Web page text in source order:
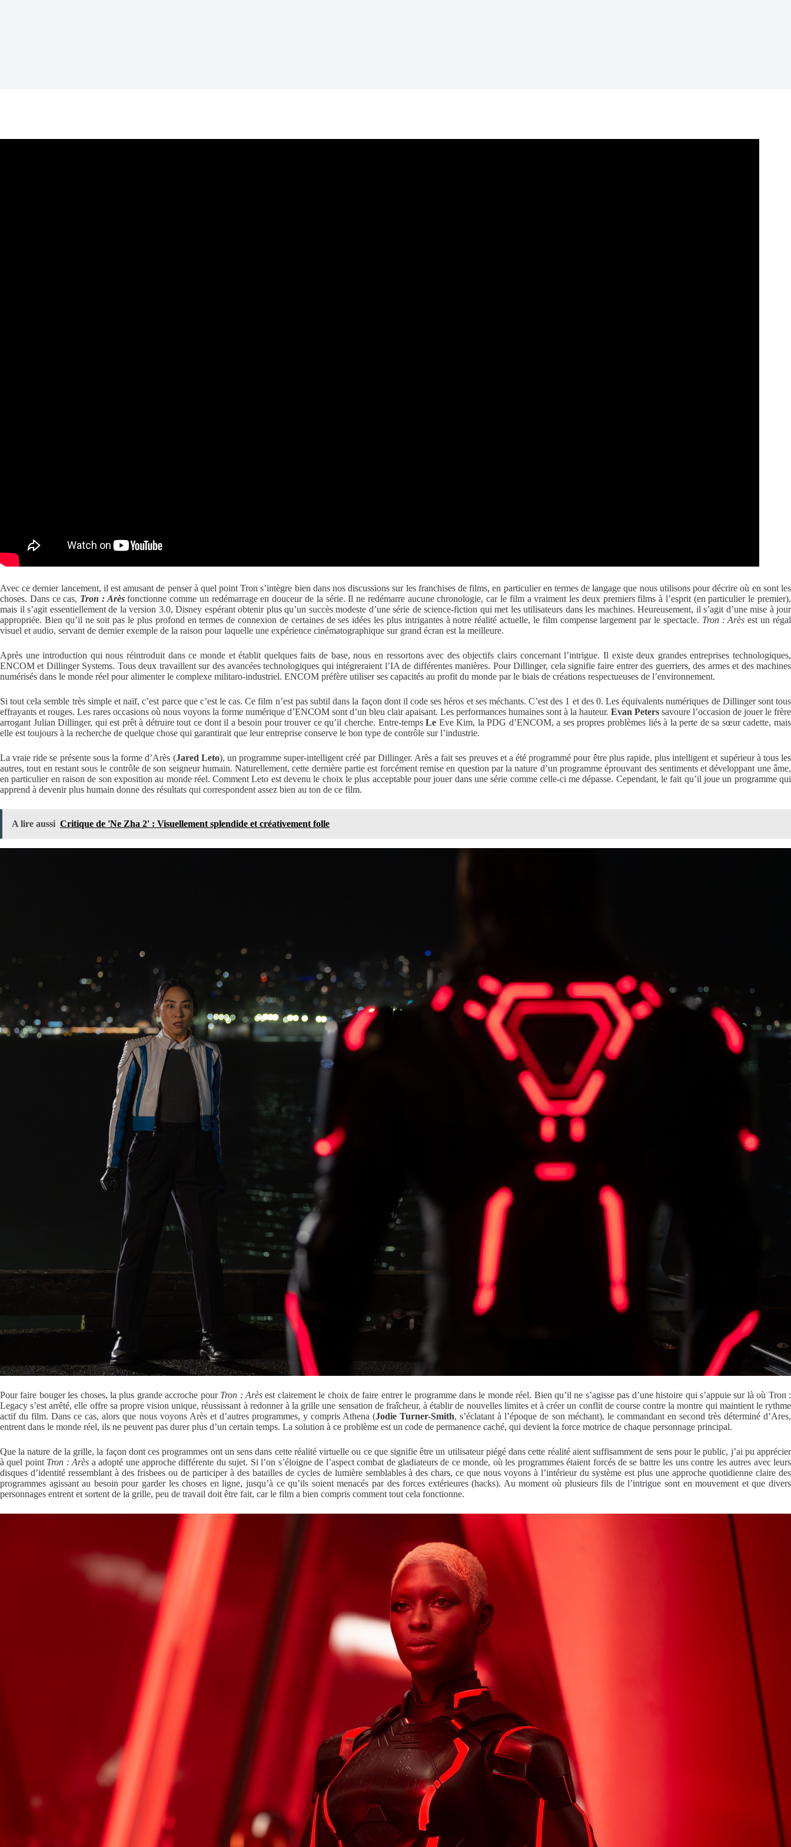
Avec ce dernier lancement, il est amusant de penser à quel point Tron s’intègre bien dans nos discussions sur les franchises de films, en particulier en termes de langage que nous utilisons pour décrire où en sont les
choses. Dans ce cas, Tron : Arèsfonctionne comme un redémarrage en douceur de la série. Il ne redémarre aucune chronologie, car le film a vraiment les deux premiers films à l’esprit (en particulier le premier),
mais il s’agit essentiellement de la version 3.0, Disney espérant obtenir plus qu’un succès modeste d’une série de science-fiction qui met les utilisateurs dans les machines. Heureusement, il s’agit d’une mise à jour
appropriée. Bien qu’il ne soit pas le plus profond en termes de connexion de certaines de ses idées les plus intrigantes à notre réalité actuelle, le film compense largement par le spectacle. Tron : Arès est un régal
visuel et audio, servant de dernier exemple de la raison pour laquelle une expérience cinématographique sur grand écran est la meilleure.
Après une introduction qui nous réintroduit dans ce monde et établit quelques faits de base, nous en ressortons avec des objectifs clairs concernant l’intrigue. Il existe deux grandes entreprises technologiques,
ENCOM et Dillinger Systems. Tous deux travaillent sur des avancées technologiques qui intégreraient l’IA de différentes manières. Pour Dillinger, cela signifie faire entrer des guerriers, des armes et des machines
numérisés dans le monde réel pour alimenter le complexe militaro-industriel. ENCOM préfère utiliser ses capacités au profit du monde par le biais de créations respectueuses de l’environnement.
Si tout cela semble très simple et naïf, c’est parce que c’est le cas. Ce film n’est pas subtil dans la façon dont il code ses héros et ses méchants. C’est des 1 et des 0. Les équivalents numériques de Dillinger sont tous
effrayants et rouges. Les rares occasions où nous voyons la forme numérique d’ENCOM sont d’un bleu clair apaisant. Les performances humaines sont à la hauteur. Evan Peters savoure l’occasion de jouer le frère
arrogant Julian Dillinger, qui est prêt à détruire tout ce dont il a besoin pour trouver ce qu’il cherche. Entre-tempsLe Eve Kim, la PDG d’ENCOM, a ses propres problèmes liés à la perte de sa sœur cadette, mais
elle est toujours à la recherche de quelque chose qui garantirait que leur entreprise conserve le bon type de contrôle sur l’industrie.
La vraie ride se présente sous la forme d’Arès (Jared Leto), un programme super-intelligent créé par Dillinger. Arès a fait ses preuves et a été programmé pour être plus rapide, plus intelligent et supérieur à tous les
autres, tout en restant sous le contrôle de son seigneur humain. Naturellement, cette dernière partie est forcément remise en question par la nature d’un programme éprouvant des sentiments et développant une âme,
en particulier en raison de son exposition au monde réel. Comment Leto est devenu le choix le plus acceptable pour jouer dans une série comme celle-ci me dépasse. Cependant, le fait qu’il joue un programme qui
apprend à devenir plus humain donne des résultats qui correspondent assez bien au ton de ce film.
A lire aussi Critique de 'Ne Zha 2' : Visuellement splendide et créativement folle
Pour faire bouger les choses, la plus grande accroche pour Tron : Arèsest clairement le choix de faire entrer le programme dans le monde réel. Bien qu’il ne s’agisse pas d’une histoire qui s’appuie sur là où Tron :
Legacy s’est arrêté, elle offre sa propre vision unique, réussissant à redonner à la grille une sensation de fraîcheur, à établir de nouvelles limites et à créer un conflit de course contre la montre qui maintient le rythme
actif du film. Dans ce cas, alors que nous voyons Arès et d’autres programmes, y compris Athena (Jodie Turner-Smith, s’éclatant à l’époque de son méchant), le commandant en second très déterminé d’Ares,
entrent dans le monde réel, ils ne peuvent pas durer plus d’un certain temps. La solution à ce problème est un code de permanence caché, qui devient la force motrice de chaque personnage principal.
Que la nature de la grille, la façon dont ces programmes ont un sens dans cette réalité virtuelle ou ce que signifie être un utilisateur piégé dans cette réalité aient suffisamment de sens pour le public, j’ai pu apprécier
à quel point Tron : Arès a adopté une approche différente du sujet. Si l’on s’éloigne de l’aspect combat de gladiateurs de ce monde, où les programmes étaient forcés de se battre les uns contre les autres avec leurs
disques d’identité ressemblant à des frisbees ou de participer à des batailles de cycles de lumière semblables à des chars, ce que nous voyons à l’intérieur du système est plus une approche quotidienne claire des
programmes agissant au besoin pour garder les choses en ligne, jusqu’à ce qu’ils soient menacés par des forces extérieures (hacks). Au moment où plusieurs fils de l’intrigue sont en mouvement et que divers
personnages entrent et sortent de la grille, peu de travail doit être fait, car le film a bien compris comment tout cela fonctionne.